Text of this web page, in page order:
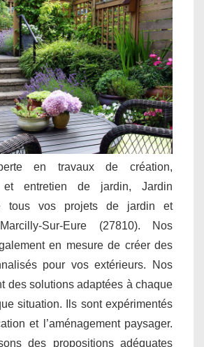
en travaux de création,
et entretien de jardin, Jardin
tous vos projets de jardin et
Sur-Eure (27810). Nos
en mesure de créer des
pour vos extérieurs. Nos
des solutions adaptées à chaque
situation. Ils sont expérimentés
et l’aménagement paysager.
des propositions adéquates